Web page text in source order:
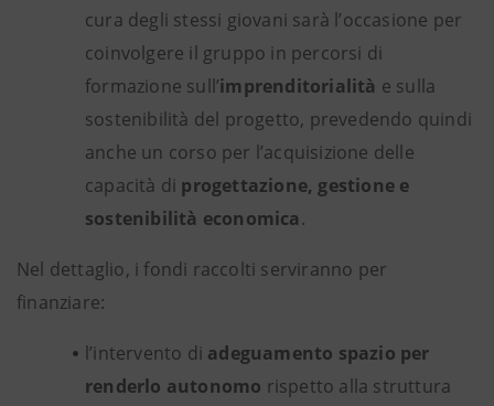
cura degli stessi giovani sarà l’occasione per
coinvolgere il gruppo in percorsi di
formazione sull’imprenditorialità e sulla
sostenibilità del progetto, prevedendo quindi
anche un corso per l’acquisizione delle
capacità di progettazione, gestione e
sostenibilità economica.
Nel dettaglio, i fondi raccolti serviranno per
finanziare:
l’intervento di adeguamento spazio per
renderlo autonomo rispetto alla struttura